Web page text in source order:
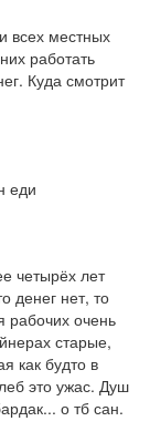
всех местных
работать
Куда смотрит
еди
четырёх лет
денег нет, то
рабочих очень
старые,
как будто в
это ужас. Душ
о тб сан.